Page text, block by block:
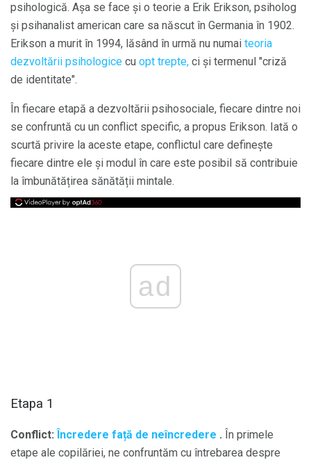
psihologică. Așa se face și o teorie a Erik Erikson, psiholog
și psihanalist american care sa născut în Germania în 1902.
Erikson a murit în 1994, lăsând în urmă nu numai teoria
dezvoltării psihologice cu opt trepte, ci și termenul "criză
de identitate".
În fiecare etapă a dezvoltării psihosociale, fiecare dintre noi
se confruntă cu un conflict specific, a propus Erikson. Iată o
scurtă privire la aceste etape, conflictul care definește
fiecare dintre ele și modul în care este posibil să contribuie
la îmbunătățirea sănătății mintale.
ad
Etapa 1
Conflict: Încredere față de neîncredere . În primele
etape ale copilăriei, ne confruntăm cu întrebarea despre